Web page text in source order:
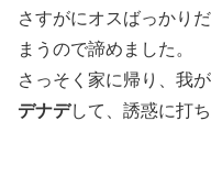
さすがにオスばっかり
まうので諦めました。
さっそく家に帰り、我
デナデして、誘惑に打